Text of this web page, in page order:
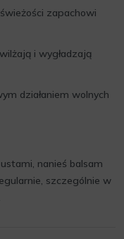
zapachowi
i wygładzają
działaniem wolnych
nanieś balsam
szczególnie w